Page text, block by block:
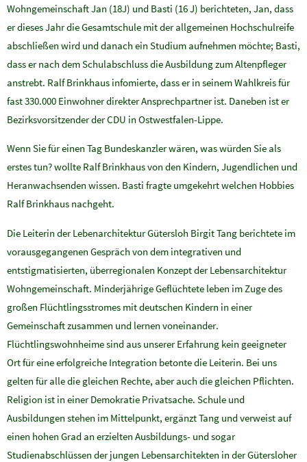
Wohngemeinschaft Jan (18J) und Basti (16 J) berichteten, Jan, dass
er dieses Jahr die Gesamtschule mit der allgemeinen Hochschulreife
abschließen wird und danach ein Studium aufnehmen möchte; Basti,
dass er nach dem Schulabschluss die Ausbildung zum Altenpfleger
anstrebt. Ralf Brinkhaus infomierte, dass er in seinem Wahlkreis für
fast 330.000 Einwohner direkter Ansprechpartner ist. Daneben ist er
Bezirksvorsitzender der CDU in Ostwestfalen-Lippe.
Wenn Sie für einen Tag Bundeskanzler wären, was würden Sie als
erstes tun? wollte Ralf Brinkhaus von den Kindern, Jugendlichen und
Heranwachsenden wissen. Basti fragte umgekehrt welchen Hobbies
Ralf Brinkhaus nachgeht.
Die Leiterin der Lebenarchitektur Gütersloh Birgit Tang berichtete im
vorausgegangenen Gespräch von dem integrativen und
entstigmatisierten, überregionalen Konzept der Lebensarchitektur
Wohngemeinschaft. Minderjährige Geflüchtete leben im Zuge des
großen Flüchtlingsstromes mit deutschen Kindern in einer
Gemeinschaft zusammen und lernen voneinander.
Flüchtlingswohnheime sind aus unserer Erfahrung kein geeigneter
Ort für eine erfolgreiche Integration betonte die Leiterin. Bei uns
gelten für alle die gleichen Rechte, aber auch die gleichen Pflichten.
Religion ist in einer Demokratie Privatsache. Schule und
Ausbildungen stehen im Mittelpunkt, ergänzt Tang und verweist auf
einen hohen Grad an erzielten Ausbildungs- und sogar
Studienabschlüssen der jungen Lebensarchitekten in der Gütersloher